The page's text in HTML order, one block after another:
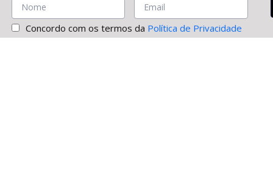
Concordo com os termos da Política de Privacidade